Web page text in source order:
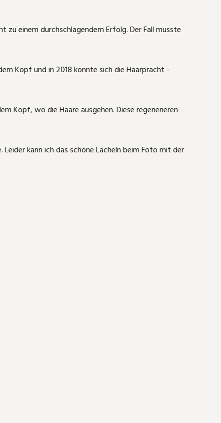
einem durchschlagendem Erfolg. Der Fall musste
Kopf und in 2018 konnte sich die Haarpracht -
Kopf, wo die Haare ausgehen. Diese regenerieren
kann ich das schöne Lächeln beim Foto mit der